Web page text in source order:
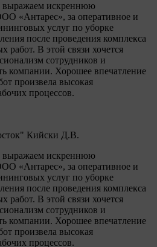
искреннюю
«Антарес», за оперативное и
услуг по уборке
после проведения комплекса
работ. В этой связи хочется
сотрудников и
компании. Хорошее впечатление
произвела высокая
процессов.
Кийски Д.В.
искреннюю
«Антарес», за оперативное и
услуг по уборке
после проведения комплекса
работ. В этой связи хочется
сотрудников и
компании. Хорошее впечатление
произвела высокая
процессов.